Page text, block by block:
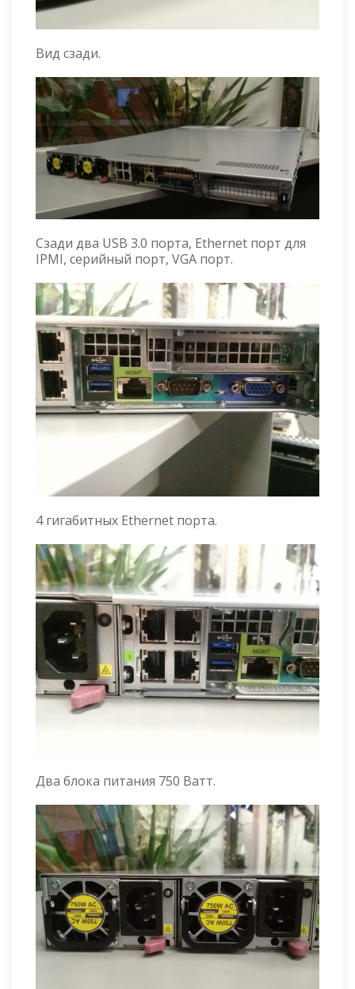
Вид сзади.
Сзади два USB 3.0 порта, Ethernet порт для
IPMI, серийный порт, VGA порт.
4 гигабитных Ethernet порта.
Два блока питания 750 Ватт.